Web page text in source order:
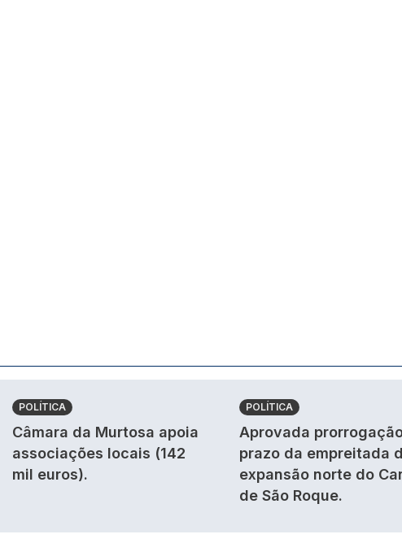
POLÍTICA
Câmara da Murtosa apoia
associações locais (142
mil euros).
POLÍTICA
Aprovada
prazo da empreitada
expansão norte do
de São Roque.